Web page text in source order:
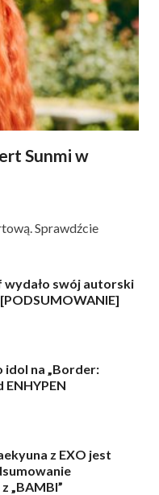
Sunmi w
Sprawdźcie
swój autorski
idol na „Border:
ENHYPEN
z EXO jest
„BAMBI”